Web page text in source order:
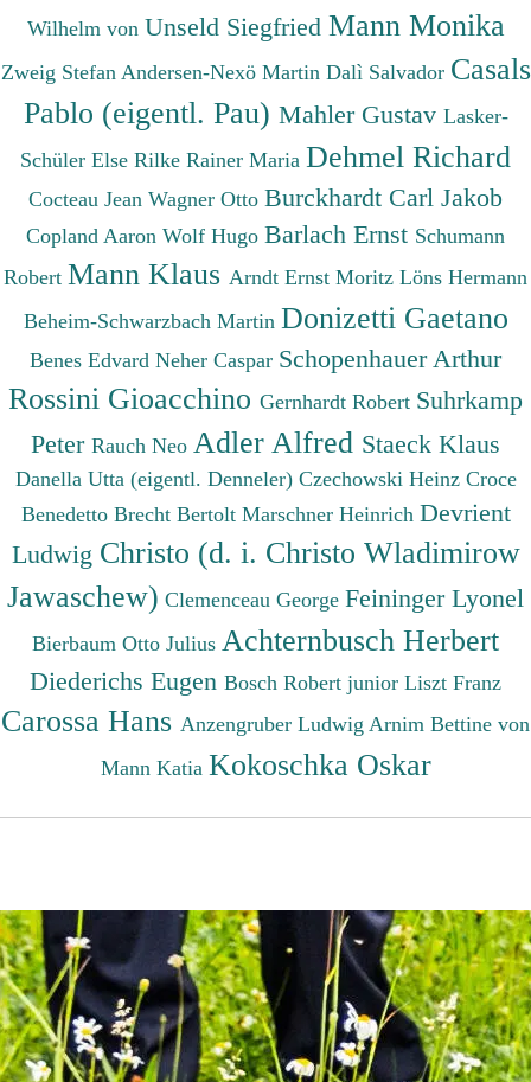
Wilhelm von Unseld Siegfried Mann Monika
Zweig Stefan Andersen-Nexö Martin Dalì Salvador Casals
Pablo (eigentl. Pau) Mahler Gustav Lasker-
Schüler Else Rilke Rainer Maria Dehmel Richard
Cocteau Jean Wagner Otto Burckhardt Carl Jakob
Copland Aaron Wolf Hugo Barlach Ernst Schumann
Robert Mann Klaus Arndt Ernst Moritz Löns Hermann
Beheim-Schwarzbach Martin Donizetti Gaetano
Benes Edvard Neher Caspar Schopenhauer Arthur
Rossini Gioacchino Gernhardt Robert Suhrkamp
Peter Rauch Neo Adler Alfred Staeck Klaus
Danella Utta (eigentl. Denneler) Czechowski Heinz Croce
Benedetto Brecht Bertolt Marschner Heinrich Devrient
Ludwig Christo (d. i. Christo Wladimirow
Jawaschew) Clemenceau George Feininger Lyonel
Bierbaum Otto Julius Achternbusch Herbert
Diederichs Eugen Bosch Robert junior Liszt Franz
Carossa Hans Anzengruber Ludwig Arnim Bettine von
Mann Katia Kokoschka Oskar